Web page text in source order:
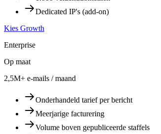
Dedicated IP's (add-on)
Kies Growth
Enterprise
Op maat
2,5M+ e-mails / maand
Onderhandeld tarief per bericht
Meerjarige facturering
Volume boven gepubliceerde staffels